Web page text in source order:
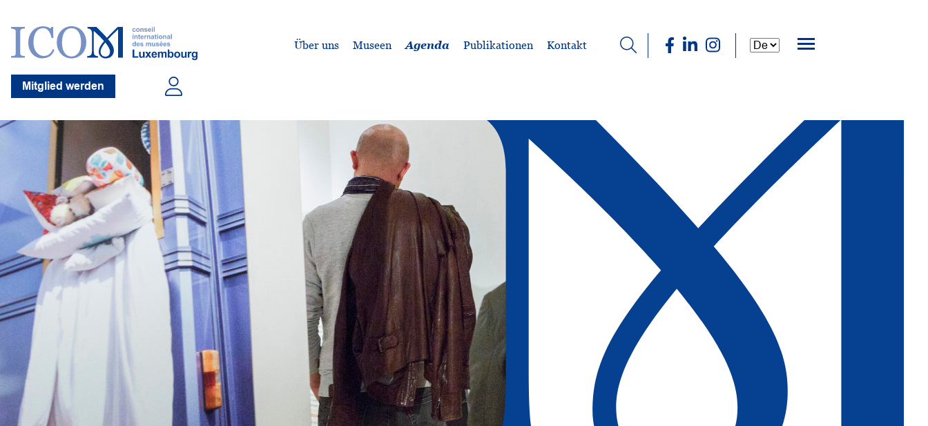
Über uns Museen Agenda Publikationen Kontakt
Mitglied werden